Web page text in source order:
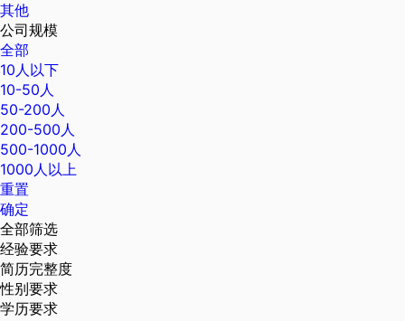
其他
公司规模
全部
10人以下
10-50人
50-200人
200-500人
500-1000人
1000人以上
重置
确定
全部筛选
经验要求
简历完整度
性别要求
学历要求